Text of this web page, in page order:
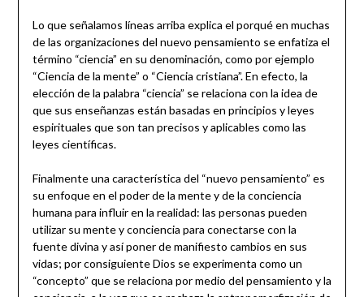
Lo que señalamos líneas arriba explica el porqué en muchas
de las organizaciones del nuevo pensamiento se enfatiza el
término “ciencia” en su denominación, como por ejemplo
“Ciencia de la mente” o “Ciencia cristiana”. En efecto, la
elección de la palabra “ciencia” se relaciona con la idea de
que sus enseñanzas están basadas en principios y leyes
espirituales que son tan precisos y aplicables como las
leyes científicas.
Finalmente una característica del “nuevo pensamiento” es
su enfoque en el poder de la mente y de la conciencia
humana para influir en la realidad: las personas pueden
utilizar su mente y conciencia para conectarse con la
fuente divina y así poner de manifiesto cambios en sus
vidas; por consiguiente Dios se experimenta como un
“concepto” que se relaciona por medio del pensamiento y la